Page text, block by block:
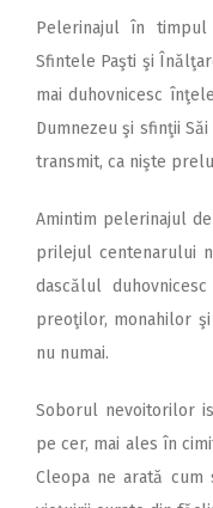
Pelerinajul în
Sfintele Paşti şi
mai duhovnicesc
Dumnezeu şi sfinţii
transmit, ca nişte
Amintim pelerinajul
prilejul centenarului
dascălul
preoţilor, monahilor
nu numai.
Soborul nevoitorilor
pe cer, mai ales în
Cleopa ne arată